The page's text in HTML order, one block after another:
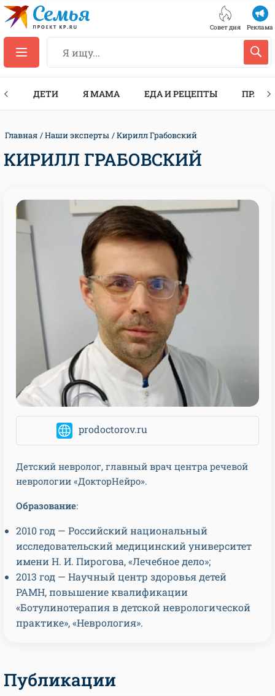
Совет дня Реклама
ДЕТИ Я МАМА ЕДА И РЕЦЕПТЫ
Главная Наши эксперты Кирилл Грабовский
КИРИЛЛ ГРАБОВСКИЙ
prodoctorov.ru
Детский невролог, главный врач центра речевой
неврологии «ДокторНейро».
Образование:
2010 год — Российский национальный
исследовательский медицинский университет
имени Н. И. Пирогова, «Лечебное дело»;
2013 год — Научный центр здоровья детей
РАМН, повышение квалификации
«Ботулинотерапия в детской неврологической
практике», «Неврология».
Публикации